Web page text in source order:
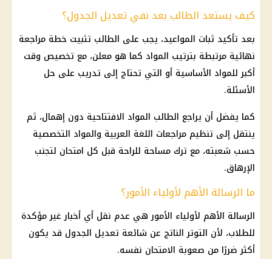
كيف يستعد الطالب بعد نفي تعديل الجدول؟
بعد تأكيد ثبات المواعيد، يجب على الطالب تثبيت خطة مراجعة
نهائية مرتبطة بترتيب المواد كما هو معلن، مع تخصيص وقت
أكبر للمواد الأساسية أو التي تحتاج إلى تدريب على حل
الأسئلة.
كما يفضل أن يراجع الطالب المواد الافتتاحية دون إهمال، ثم
ينتقل إلى تنظيم مراجعات اللغة العربية والمواد التخصصية
حسب شعبته، مع ترك مساحة للراحة قبل كل امتحان لتجنب
الإرهاق.
ما الرسالة الأهم لأولياء الأمور؟
الرسالة الأهم لأولياء الأمور هي عدم نقل أي أخبار غير مؤكدة
للطلاب، لأن التوتر الناتج عن شائعة تعديل الجدول قد يكون
أكثر ضررًا من صعوبة الامتحان نفسه.